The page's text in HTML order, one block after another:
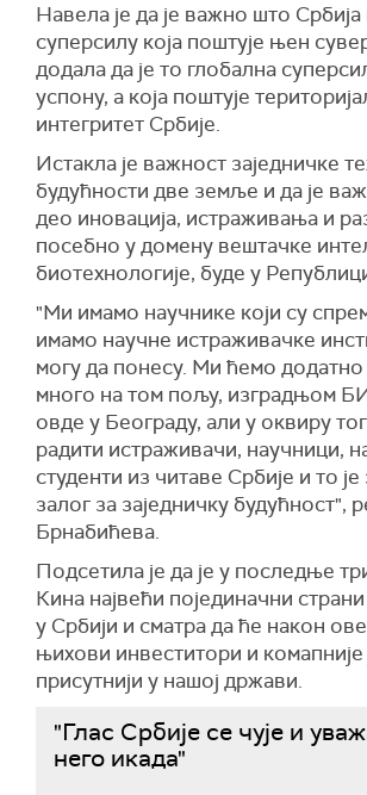
Навела је да је важно што
суперсилу која поштује њен
додала да је то глобална
успону, а која поштује
интегритет Србије.
Истакла је важност заједничке
будућности две земље и да је
део иновација, истраживања и
посебно у домену вештачке
биотехнологије, буде у
"Ми имамо научнике који су
имамо научне истраживачке
могу да понесу. Ми ћемо додатно
много на том пољу, изградњом
овде у Београду, али у оквиру
радити истраживачи, научници,
студенти из читаве Србије и то
залог за заједничку будућност",
Брнабићева.
Подсетила је да је у последње
Кина највећи појединачни
у Србији и сматра да ће након
њихови инвеститори и комапније
присутнији у нашој држави.
"Глас Србије се чује и
него икада"